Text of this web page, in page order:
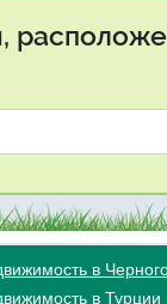
в
в Турции